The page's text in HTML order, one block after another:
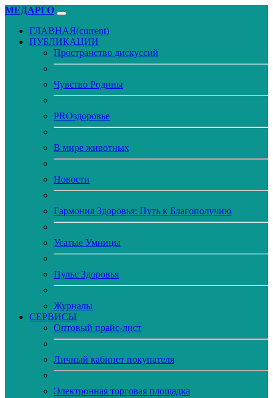
МЕДАРГО
ГЛАВНАЯ(current)
ПУБЛИКАЦИИ
Пространство дискуссий
Чувство Родины
PROздоровье
В мире животных
Новости
Гармония Здоровья: Путь к Благополучию
Усатые Умницы
Пульс Здоровья
Журналы
CЕРВИСЫ
Оптовый прайс-лист
Личный кабинет покупателя
Электронная торговая площадка